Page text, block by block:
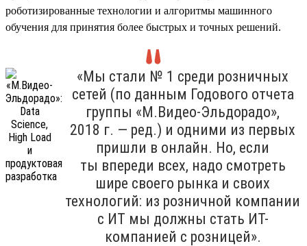
роботизированные технологии и алгоритмы машинного
обучения для принятия более быстрых и точных решений.
«Мы стали № 1 среди розничных
сетей (по данным Годового отчета
группы «М.Видео-Эльдорадо»,
2018 г. — ред.) и одними из первых
пришли в онлайн. Но, если
ты впереди всех, надо смотреть
шире своего рынка и своих
технологий: из розничной компании
с ИТ мы должны стать ИТ-
компанией с розницей».